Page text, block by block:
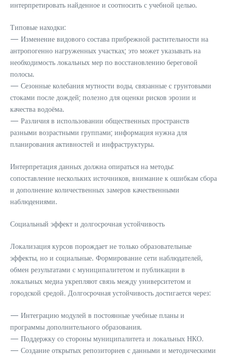
интерпретировать найденное и соотносить с учебной целью.
Типовые находки:
— Изменение видового состава прибрежной растительности на
антропогенно нагруженных участках; это может указывать на
необходимость локальных мер по восстановлению береговой
полосы.
— Сезонные колебания мутности воды, связанные с грунтовыми
стоками после дождей; полезно для оценки рисков эрозии и
качества водоёма.
— Различия в использовании общественных пространств
разными возрастными группами; информация нужна для
планирования активностей и инфраструктуры.
Интерпретация данных должна опираться на методы:
сопоставление нескольких источников, внимание к ошибкам сбора
и дополнение количественных замеров качественными
наблюдениями.
Социальный эффект и долгосрочная устойчивость
Локализация курсов порождает не только образовательные
эффекты, но и социальные. Формирование сети наблюдателей,
обмен результатами с муниципалитетом и публикации в
локальных медиа укрепляют связь между университетом и
городской средой. Долгосрочная устойчивость достигается через:
— Интеграцию модулей в постоянные учебные планы и
программы дополнительного образования.
— Поддержку со стороны муниципалитета и локальных НКО.
— Создание открытых репозиториев с данными и методическими